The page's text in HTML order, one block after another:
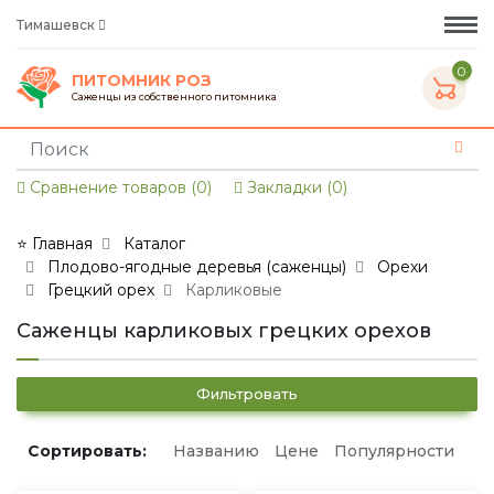
Тимашевск
ПИТОМНИК РОЗ
Саженцы из собственного питомника
0
Сравнение товаров (0) Закладки (0)
⭐ Главная
Каталог
Плодово-ягодные деревья (саженцы)
Орехи
Грецкий орех
Карликовые
Саженцы карликовых грецких орехов
Фильтровать
Сортировать: Названию Цене Популярности